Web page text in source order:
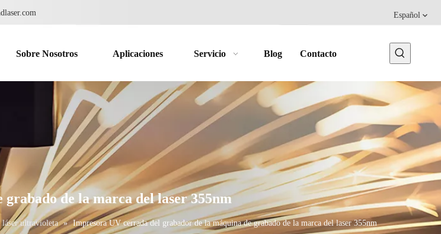
Español
Sobre Nosotros Aplicaciones Servicio Blog Contacto
de la marca del laser 355nm
láser ultravioleta » Impresora UV cerrada del grabador de la máquina de grabado de la marca del laser 355nm